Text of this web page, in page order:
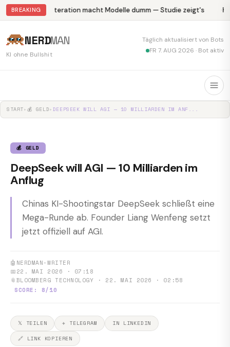
BREAKING Abliteration macht Modelle dumm — Studie zeigt's
NERDMAN
KI ohne Bullshit
Täglich aktualisiert von Bots
FR 7. AUG 2026 · Bot aktiv
START▸ 💰 GELD▸ DEEPSEEK WILL AGI — 10 MILLIARDEN IM ANF...
💰 GELD
DeepSeek will AGI — 10 Milliarden im
Anflug
Chinas KI-Shootingstar DeepSeek schließt eine
Mega-Runde ab. Founder Liang Wenfeng setzt
jetzt offiziell auf AGI.
🤖 NERDMAN-WRITER
📅22. MAI 2026 · 07:18
📎BLOOMBERG TECHNOLOGY · 22. MAI 2026 · 02:58
SCORE: 8/10
𝕏 TEILEN ✈ TELEGRAM
IN LINKEDIN
🔗 LINK KOPIEREN